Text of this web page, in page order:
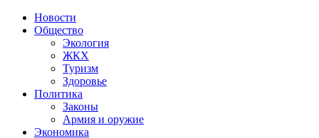
Новости
Общество
Экология
ЖКХ
Туризм
Здоровье
Политика
Законы
Армия и оружие
Экономика